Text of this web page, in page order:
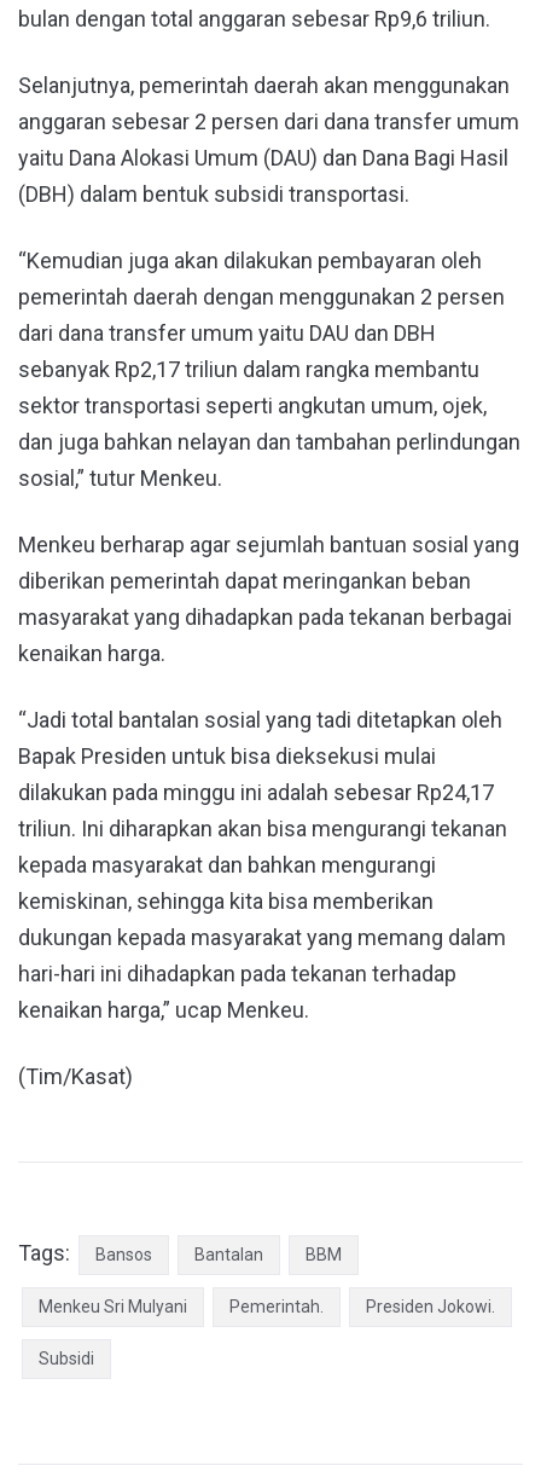
bulan dengan total anggaran sebesar Rp9,6 triliun.
Selanjutnya, pemerintah daerah akan menggunakan
anggaran sebesar 2 persen dari dana transfer umum
yaitu Dana Alokasi Umum (DAU) dan Dana Bagi Hasil
(DBH) dalam bentuk subsidi transportasi.
“Kemudian juga akan dilakukan pembayaran oleh
pemerintah daerah dengan menggunakan 2 persen
dari dana transfer umum yaitu DAU dan DBH
sebanyak Rp2,17 triliun dalam rangka membantu
sektor transportasi seperti angkutan umum, ojek,
dan juga bahkan nelayan dan tambahan perlindungan
sosial,” tutur Menkeu.
Menkeu berharap agar sejumlah bantuan sosial yang
diberikan pemerintah dapat meringankan beban
masyarakat yang dihadapkan pada tekanan berbagai
kenaikan harga.
“Jadi total bantalan sosial yang tadi ditetapkan oleh
Bapak Presiden untuk bisa dieksekusi mulai
dilakukan pada minggu ini adalah sebesar Rp24,17
triliun. Ini diharapkan akan bisa mengurangi tekanan
kepada masyarakat dan bahkan mengurangi
kemiskinan, sehingga kita bisa memberikan
dukungan kepada masyarakat yang memang dalam
hari-hari ini dihadapkan pada tekanan terhadap
kenaikan harga,” ucap Menkeu.
(Tim/Kasat)
Tags: Bansos Bantalan BBM
Menkeu Sri Mulyani Pemerintah. Presiden Jokowi.
Subsidi